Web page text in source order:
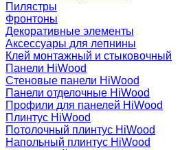
Пилястры
Фронтоны
Декоративные элементы
Аксессуары для лепнины
Клей монтажный и стыковочный
Панели HiWood
Стеновые панели HiWood
Панели отделочные HiWood
Профили для панелей HiWood
Плинтус HiWood
Потолочный плинтус HiWood
Напольный плинтус HiWood